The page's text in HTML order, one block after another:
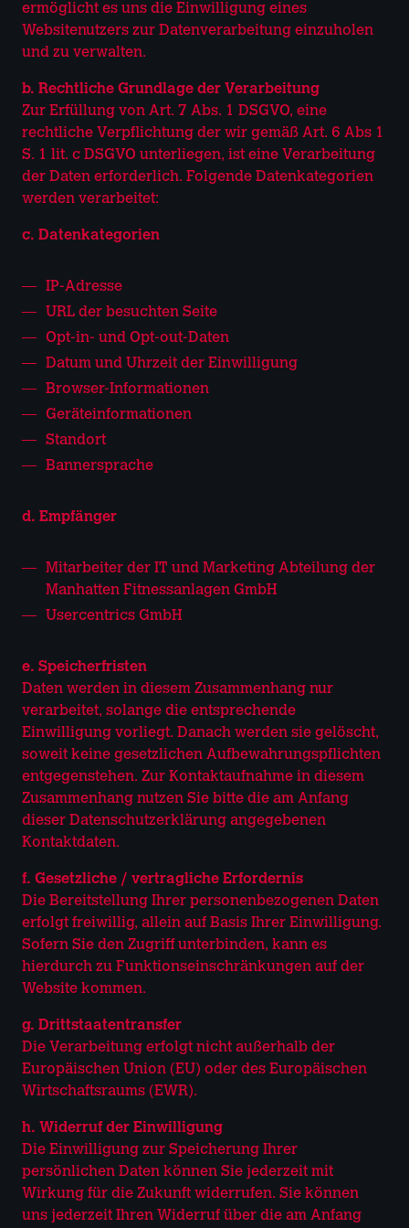
ermöglicht es uns die Einwilligung eines
Websitenutzers zur Datenverarbeitung einzuholen
und zu verwalten.
b. Rechtliche Grundlage der Verarbeitung
Zur Erfüllung von Art. 7 Abs. 1 DSGVO, eine
rechtliche Verpflichtung der wir gemäß Art. 6 Abs 1
S. 1 lit. c DSGVO unterliegen, ist eine Verarbeitung
der Daten erforderlich. Folgende Datenkategorien
werden verarbeitet:
c. Datenkategorien
IP-Adresse
URL der besuchten Seite
Opt-in- und Opt-out-Daten
Datum und Uhrzeit der Einwilligung
Browser-Informationen
Geräteinformationen
Standort
Bannersprache
d. Empfänger
Mitarbeiter der IT und Marketing Abteilung der
Manhatten Fitnessanlagen GmbH
Usercentrics GmbH
e. Speicherfristen
Daten werden in diesem Zusammenhang nur
verarbeitet, solange die entsprechende
Einwilligung vorliegt. Danach werden sie gelöscht,
soweit keine gesetzlichen Aufbewahrungspflichten
entgegenstehen. Zur Kontaktaufnahme in diesem
Zusammenhang nutzen Sie bitte die am Anfang
dieser Datenschutzerklärung angegebenen
Kontaktdaten.
f. Gesetzliche / vertragliche Erfordernis
Die Bereitstellung Ihrer personenbezogenen Daten
erfolgt freiwillig, allein auf Basis Ihrer Einwilligung.
Sofern Sie den Zugriff unterbinden, kann es
hierdurch zu Funktionseinschränkungen auf der
Website kommen.
g. Drittstaatentransfer
Die Verarbeitung erfolgt nicht außerhalb der
Europäischen Union (EU) oder des Europäischen
Wirtschaftsraums (EWR).
h. Widerruf der Einwilligung
Die Einwilligung zur Speicherung Ihrer
persönlichen Daten können Sie jederzeit mit
Wirkung für die Zukunft widerrufen. Sie können
uns jederzeit Ihren Widerruf über die am Anfang